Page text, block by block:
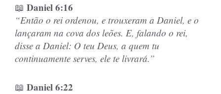
📖 Daniel 6:16
“Então o rei ordenou, e trouxeram a Daniel, e o
lançaram na cova dos leões. E, falando o rei,
disse a Daniel: O teu Deus, a quem tu
continuamente serves, ele te livrará.”
📖 Daniel 6:22